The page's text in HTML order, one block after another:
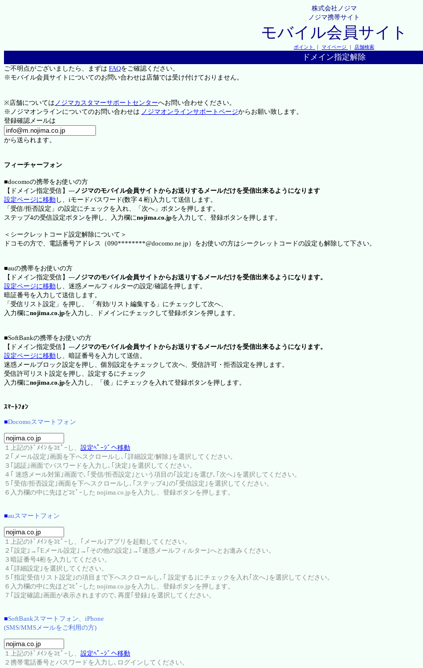
株式会社ノジマ
ノジマ携帯サイト
モバイル会員サイト
ポイント ｜ マイページ ｜ 店舗検索
ドメイン指定解除
ご不明点がございましたら、まずは FAQをご確認ください。
※モバイル会員サイトについてのお問い合わせは店舗では受け付けておりません。
※店舗については ノジマカスタマーサポートセンターへお問い合わせください。
※ノジマオンラインについてのお問い合わせは ノジマオンラインサポートページからお願い致します。
登録確認メールは
から送られます。
フィーチャーフォン
■docomoの携帯をお使いの方
【ドメイン指定受信】---ノジマのモバイル会員サイトからお送りするメールだけを受信出来るようになります
設定ページに移動し、iモードパスワード(数字４桁)入力して送信します。
「受信/拒否設定」の設定にチェックを入れ、「次へ」ボタンを押します。
ステップ4の受信設定ボタンを押し、入力欄にnojima.co.jpを入力して、登録ボタンを押します。
＜シークレットコード設定解除について＞
ドコモの方で、電話番号アドレス（090********@docomo.ne.jp）をお使いの方はシークレットコードの設定も解除して下さい。
■auの携帯をお使いの方
【ドメイン指定受信】---ノジマのモバイル会員サイトからお送りするメールだけを受信出来るようになります。
設定ページに移動し、迷惑メールフィルターの設定/確認を押します。
暗証番号を入力して送信します。
「受信リスト設定」を押し、 「有効/リスト編集する」にチェックして次へ、
入力欄にnojima.co.jpを入力し、ドメインにチェックして登録ボタンを押します。
■SoftBankの携帯をお使いの方
【ドメイン指定受信】---ノジマのモバイル会員サイトからお送りするメールだけを受信出来るようになります。
設定ページに移動し、暗証番号を入力して送信。
迷惑メールブロック設定を押し、個別設定をチェックして次へ、受信許可・拒否設定を押します。
受信許可リスト設定を押し、設定するにチェック
入力欄にnojima.co.jpを入力し、「後」にチェックを入れて登録ボタンを押します。
ｽﾏｰﾄﾌｫﾝ
■Docomoスマートフォン
１上記のﾄﾞﾒｲﾝをｺﾋﾟｰし、 設定ﾍﾟｰｼﾞへ移動
２｢メール設定｣画面を下へスクロールし､｢詳細設定/解除｣を選択してください。
３｢認証｣画面でパスワードを入力し､｢決定｣を選択してください。
４｢ 迷惑メール対策｣画面で､｢受信/拒否設定｣という項目の｢設定｣を選び､｢次へ｣を選択してください。
５｢受信/拒否設定｣画面を下へスクロールし､｢ステップ4｣の｢受信設定｣を選択してください。
６入力欄の中に先ほどｺﾋﾟｰした nojima.co.jpを入力し、登録ボタンを押します。
■auスマートフォン
１上記のﾄﾞﾒｲﾝをｺﾋﾟｰし、｢メール｣アプリを起動してください。
２｢設定｣→｢Eメール設定｣→｢その他の設定｣→｢迷惑メールフィルター｣へとお進みください。
３暗証番号4桁を入力してください。
４｢詳細設定｣を選択してください。
５｢指定受信リスト設定｣の項目まで下へスクロールし､｢ 設定する｣にチェックを入れ｢次へ｣を選択してください。
６入力欄の中に先ほどｺﾋﾟｰした nojima.co.jpを入力し、登録ボタンを押します。
７｢設定確認｣画面が表示されますので､再度｢登録｣を選択してください。
■SoftBankスマートフォン、iPhone
(SMS/MMSメールをご利用の方)
１上記のﾄﾞﾒｲﾝをｺﾋﾟｰし、 設定ﾍﾟｰｼﾞへ移動
２携帯電話番号とパスワードを入力し､ログインしてください。